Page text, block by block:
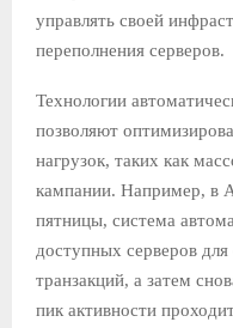
управлять своей
переполнения серверов.
Технологии
позволяют
нагрузок, таких как
кампании. Например, в
пятницы, система
доступных серверов
транзакций, а затем
пик активности